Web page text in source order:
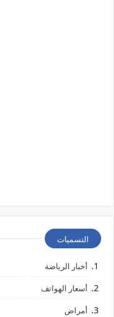
التسميات
أخبار الرياضة
أسعار الهواتف
أمراض